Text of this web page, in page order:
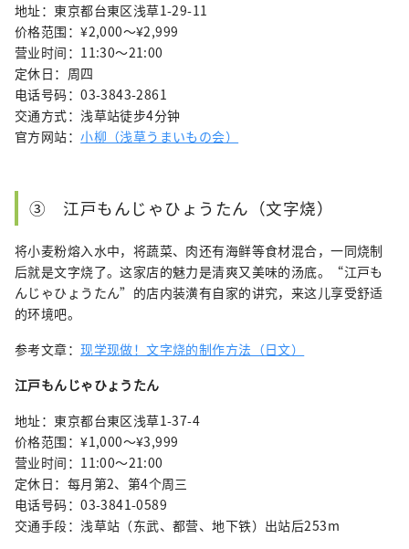
地址：東京都台東区浅草1-29-11
价格范围：¥2,000〜¥2,999
营业时间：11:30～21:00
定休日：周四
电话号码：03-3843-2861
交通方式：浅草站徒步4分钟
官方网站：小柳（浅草うまいもの会）
③ 江戸もんじゃひょうたん（文字烧）
将小麦粉熔入水中，将蔬菜、肉还有海鲜等食材混合，一同烧制
后就是文字烧了。这家店的魅力是清爽又美味的汤底。“江戸も
んじゃひょうたん”的店内装潢有自家的讲究，来这儿享受舒适
的环境吧。
参考文章：现学现做！文字烧的制作方法（日文）
江戸もんじゃひょうたん
地址：東京都台東区浅草1-37-4
价格范围：¥1,000〜¥3,999
营业时间：11:00～21:00
定休日：每月第2、第4个周三
电话号码：03-3841-0589
交通手段：浅草站（东武、都营、地下铁）出站后253m